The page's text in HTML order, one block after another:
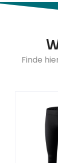
Finde